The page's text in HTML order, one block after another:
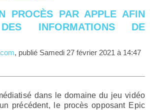
PROCÈS PAR APPLE AFIN
INFORMATIONS DE
, publié Samedi 27 février 2021 à 14:47
précédent, le procès opposant Epic